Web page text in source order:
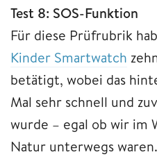
Test 8: SOS-Funktion
Für diese Prüfrubrik
Kinder Smartwatch
betätigt, wobei das
Mal sehr schnell und
wurde – egal ob wir im
Natur unterwegs waren.